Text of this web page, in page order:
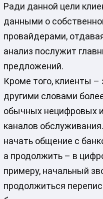
Ради данной цели
данными о
провайдерами,
анализ послужит
предложений.
Кроме того, клиенты –
другими словами
обычных нецифровых
каналов
начать общение с
а продолжить – в
примеру, начальный
продолжиться